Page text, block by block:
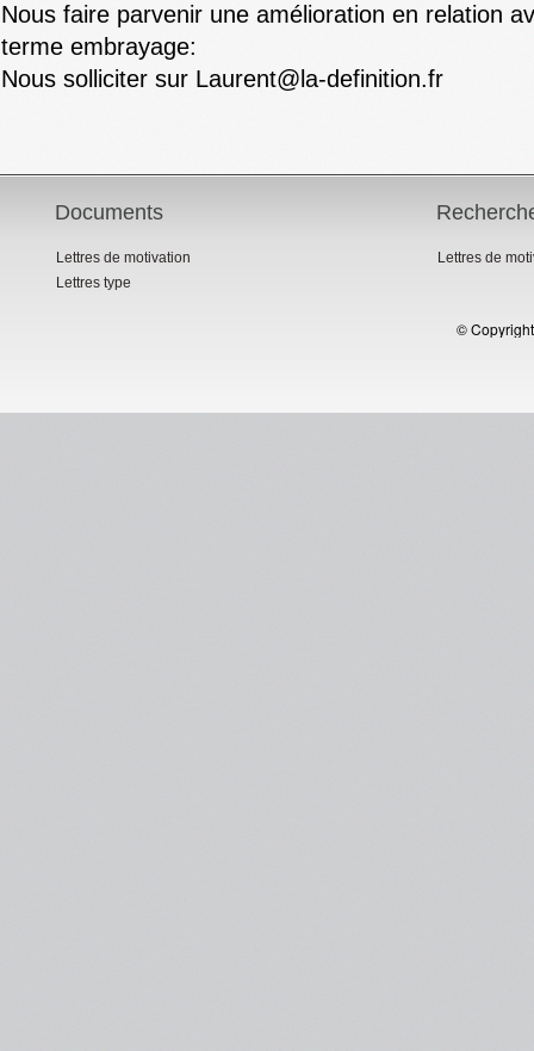
Nous faire parvenir une amélioration en relation
terme embrayage:
Nous solliciter sur Laurent@la-definition.fr
Documents
Lettres de motivation
Lettres type
Lettres de
©